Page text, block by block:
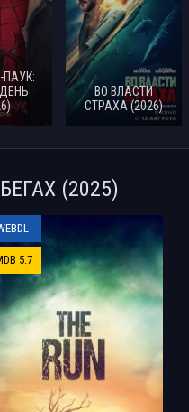
ПАУК:
ВО ВЛАСТИ
СТРАХА (2026)
(2025)
5.7